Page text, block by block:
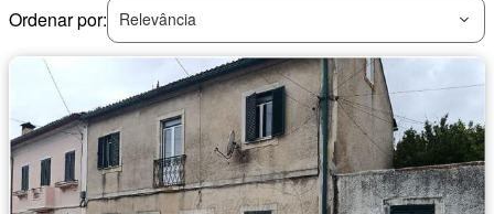
Ordenar por:
Relevância